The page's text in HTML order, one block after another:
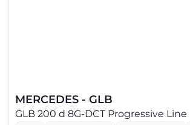
MERCEDES - GLB
GLB 200 d 8G-DCT Progressive Line